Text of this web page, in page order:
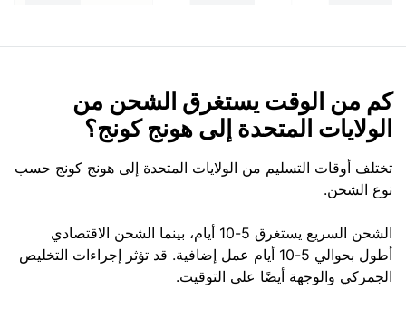
كم من الوقت يستغرق الشحن من
الولايات المتحدة إلى هونج كونج؟
تختلف أوقات التسليم من الولايات المتحدة إلى هونج كونج حسب
نوع الشحن.
الشحن السريع يستغرق 5-10 أيام، بينما الشحن الاقتصادي
أطول بحوالي 5-10 أيام عمل إضافية. قد تؤثر إجراءات التخليص
الجمركي والوجهة أيضًا على التوقيت.